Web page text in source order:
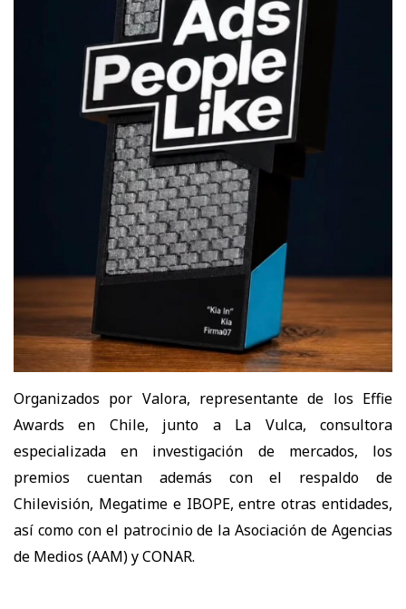
Organizados por Valora, representante de los Effie
Awards en Chile, junto a La Vulca, consultora
especializada en investigación de mercados, los
premios cuentan además con el respaldo de
Chilevisión, Megatime e IBOPE, entre otras entidades,
así como con el patrocinio de la Asociación de Agencias
de Medios (AAM) y CONAR.